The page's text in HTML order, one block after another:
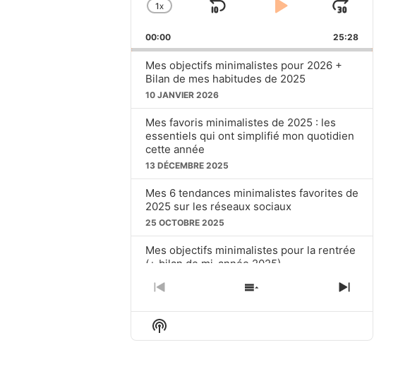
CHANGE
RATE
1X
SKIP
BACKWARD
PLAY
PAUSE
JUMP
00:00 25:28
Mes objectifs minimalistes pour 2026 +
Bilan de mes habitudes de 2025
10 JANVIER 2026
Mes favoris minimalistes de 2025 : les
essentiels qui ont simplifié mon quotidien
cette année
13 DÉCEMBRE 2025
Mes 6 tendances minimalistes favorites de
2025 sur les réseaux sociaux
25 OCTOBRE 2025
Mes objectifs minimalistes pour la rentrée
(+ bilan de mi-année 2025)
20 SEPTEMBRE 2025
j’utilise toujours en tant que minimaliste
PREVIOUS
EPISODE
SHOW
EPISODES
NEXT
Show
Podcast